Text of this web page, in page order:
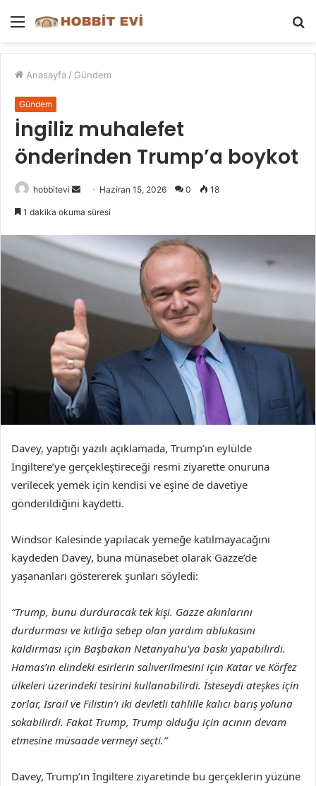
Menü
Anasayfa / Gündem
Gündem
İngiliz muhalefet
önderinden Trump’a boykot
hobbitevi
Bir
Haziran 15, 2026 0 18
1 dakika okuma süresi
Davey, yaptığı yazılı açıklamada, Trump’ın eylülde
İngiltere’ye gerçekleştireceği resmi ziyarette onuruna
verilecek yemek için kendisi ve eşine de davetiye
gönderildiğini kaydetti.
Windsor Kalesinde yapılacak yemeğe katılmayacağını
kaydeden Davey, buna münasebet olarak Gazze’de
yaşananları göstererek şunları söyledi:
“Trump, bunu durduracak tek kişi. Gazze akınlarını
durdurması ve kıtlığa sebep olan yardım ablukasını
kaldırması için Başbakan Netanyahu’ya baskı yapabilirdi.
Hamas’ın elindeki esirlerin salıverilmesini için Katar ve Körfez
ülkeleri üzerindeki tesirini kullanabilirdi. İsteseydi ateşkes için
zorlar, İsrail ve Filistin’i iki devletli tahlille kalıcı barış yoluna
sokabilirdi. Fakat Trump, Trump olduğu için acının devam
etmesine müsaade vermeyi seçti.”
Davey, Trump’ın İngiltere ziyaretinde bu gerçeklerin yüzüne